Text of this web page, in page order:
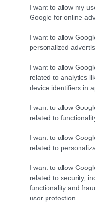
I want to allow my
Google for online
I want to allow
personalized
I want to allow
related to analytics
device identifiers in
I want to allow
related to
I want to allow
related to
I want to allow
related to security,
functionality and
user protection.
– a magukat
Érdemes
adatokat tekintve
legsikeresebb az
Egészségügyre
Magyarország.
A magukat
felüliek aránya
felmérés szerint –
van.
Lettország és